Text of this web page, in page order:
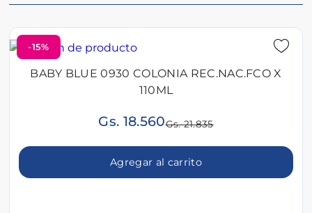
-15%
BABY BLUE 0930 COLONIA REC.NAC.FCO X
110ML
Gs. 18.560Gs. 21.835
Agregar al carrito